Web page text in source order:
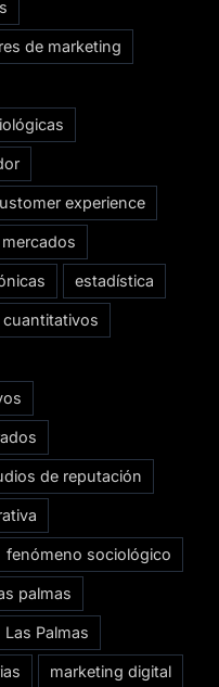
de marketing
experience
estadística
de reputación
fenómeno sociológico
palmas
Las Palmas
marketing digital